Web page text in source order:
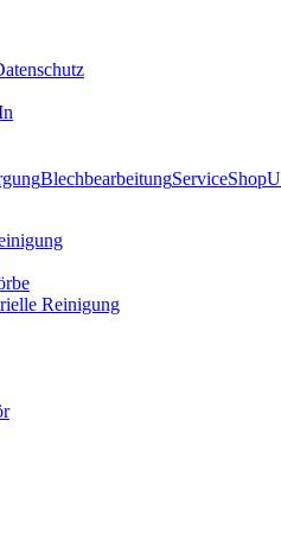
BlechbearbeitungServiceShop
Reinigung